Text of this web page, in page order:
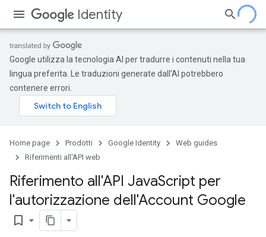
Identity
Google utilizza la tecnologia AI per tradurre i contenuti nella tua
lingua preferita. Le traduzioni generate dall'AI potrebbero
contenere errori.
Home page Prodotti Google Identity
Web guides
Riferimenti all'API web
Riferimento all'API JavaScript per
l'autorizzazione dell'Account Google
bookmark_border